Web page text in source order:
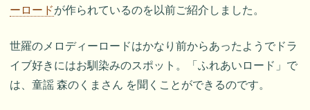
ーロードが作られているのを以前ご紹介しました。
世羅のメロディーロードはかなり前からあったようでドラ
イブ好きにはお馴染みのスポット。「ふれあいロード」で
は、童謡 森のくまさん を聞くことができるのです。